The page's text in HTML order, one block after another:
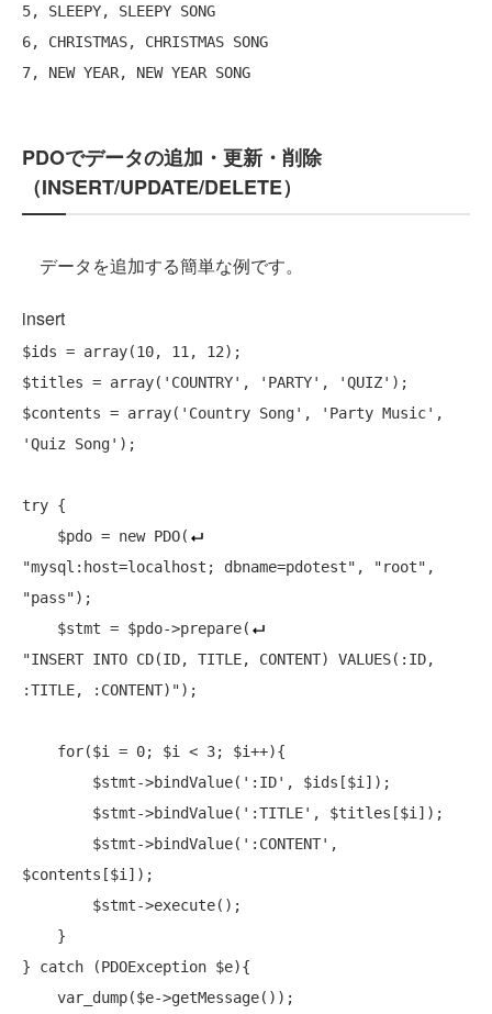
5, SLEEPY, SLEEPY SONG
6, CHRISTMAS, CHRISTMAS SONG
PDOでデータの追加・更新・削除
（INSERT/UPDATE/DELETE）
データを追加する簡単な例です。
insert
$ids = array(10, 11, 12);
$titles = array( 'COUNTRY' , 'PARTY' , 'QUIZ' );
$contents = array( 'Country Song' , 'Party Music'
'Quiz Song' );
try {
    $pdo =
new PDO(
"mysql:host=localhost; dbname=pdotest" , "root"
"pass");
    $stmt = $pdo->prepare(
"INSERT INTO CD(ID, TITLE, CONTENT) VALUES(:ID,
:TITLE, :CONTENT)");
for($i = 0; $i < 3; $i++){
        $stmt->bindValue(
':ID' , $ids[$i]);
        $stmt->bindValue(
':TITLE' , $titles[$i]);
        $stmt->bindValue(
':CONTENT' ,
$contents[$i]);
} catch (PDOException $e){